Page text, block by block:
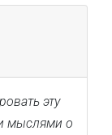
эту
мыслями о